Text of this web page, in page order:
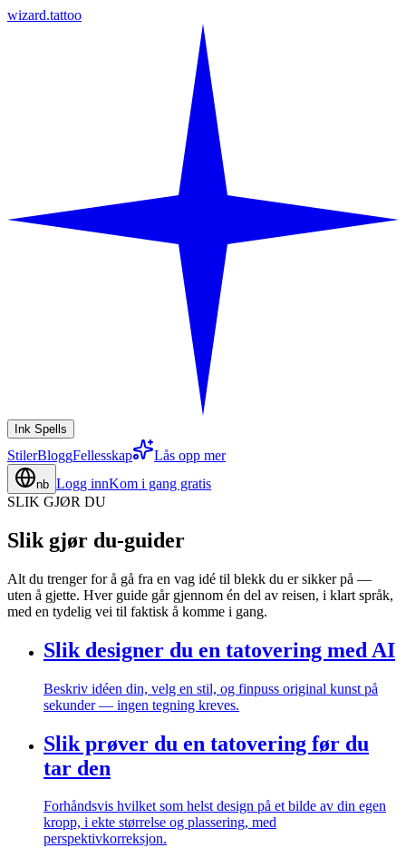
wizard.tattoo
Ink Spells
StilerBloggFellesskap Lås opp mer
nb Logg innKom i gang gratis
SLIK GJØR DU
Slik gjør du-guider
Alt du trenger for å gå fra en vag idé til blekk du er sikker på —
uten å gjette. Hver guide går gjennom én del av reisen, i klart språk,
med en tydelig vei til faktisk å komme i gang.
Slik designer du en tatovering med AI
Beskriv idéen din, velg en stil, og finpuss original kunst på
sekunder — ingen tegning kreves.
Slik prøver du en tatovering før du
tar den
Forhåndsvis hvilket som helst design på et bilde av din egen
kropp, i ekte størrelse og plassering, med
perspektivkorreksjon.